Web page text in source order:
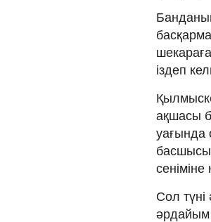
іздеп
ақшасы
уағында
басшысы
сеніміне
Сол
әрдайым